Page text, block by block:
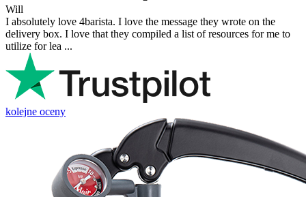
Will
I absolutely love 4barista. I love the message they wrote on the
delivery box. I love that they compiled a list of resources for me to
utilize for lea ...
kolejne oceny